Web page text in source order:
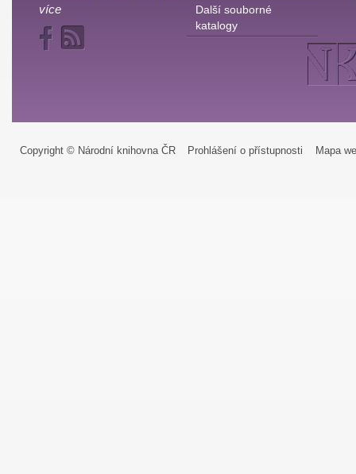
více
Další souborné
katalogy
Copyright © Národní knihovna ČR Prohlášení o přístupnosti Mapa